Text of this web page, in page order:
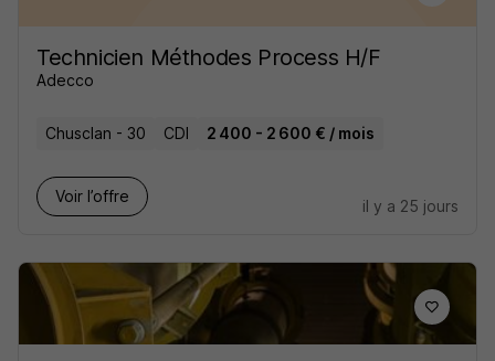
Technicien Méthodes Process H/F
Adecco
Chusclan - 30 CDI 2 400 - 2 600 € / mois
Voir l’offre
il y a 25 jours